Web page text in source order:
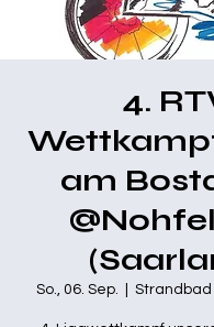
4.
am
So., 06. Sep.